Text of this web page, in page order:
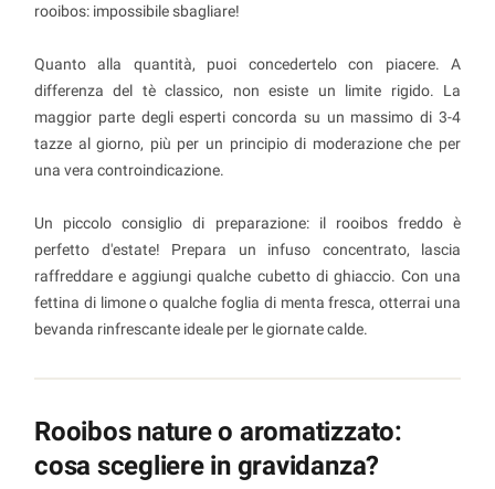
rooibos: impossibile sbagliare!
Quanto alla quantità, puoi concedertelo con piacere. A
differenza del tè classico, non esiste un limite rigido. La
maggior parte degli esperti concorda su un massimo di 3-4
tazze al giorno, più per un principio di moderazione che per
una vera controindicazione.
Un piccolo consiglio di preparazione: il rooibos freddo è
perfetto d'estate! Prepara un infuso concentrato, lascia
raffreddare e aggiungi qualche cubetto di ghiaccio. Con una
fettina di limone o qualche foglia di menta fresca, otterrai una
bevanda rinfrescante ideale per le giornate calde.
Rooibos nature o aromatizzato:
cosa scegliere in gravidanza?